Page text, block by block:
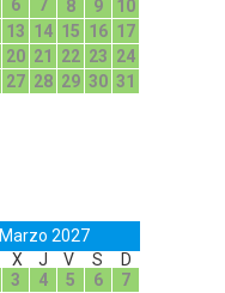
6 7 8 9
10
13 14 15 16 17
20 21 22 23 24
27 28 29 30 31
Marzo 2027
X J V S
D
3 4 5 6
7